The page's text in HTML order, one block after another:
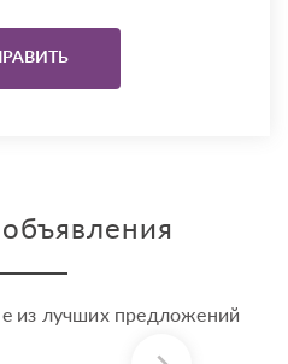
из лучших предложений